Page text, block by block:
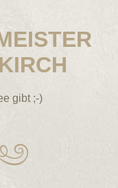
gibt ;-)